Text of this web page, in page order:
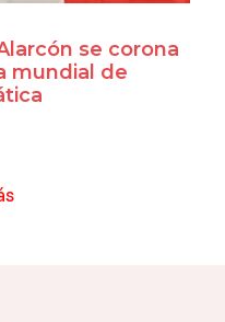
se corona
mundial de